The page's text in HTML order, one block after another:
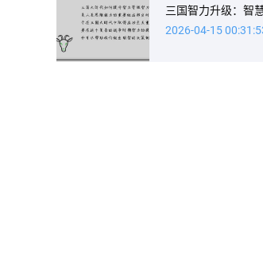
三国智力升级：智
2026-04-15